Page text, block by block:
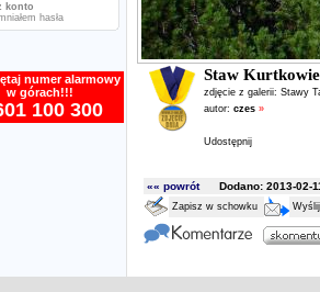
konto
hasła
numer alarmowy
w górach!!!
100 300
Staw
zdjęcie z galerii: Stawy
autor: czes »
Udostępnij
«« powrótDodano: 2013-02-
Zapisz w schowku